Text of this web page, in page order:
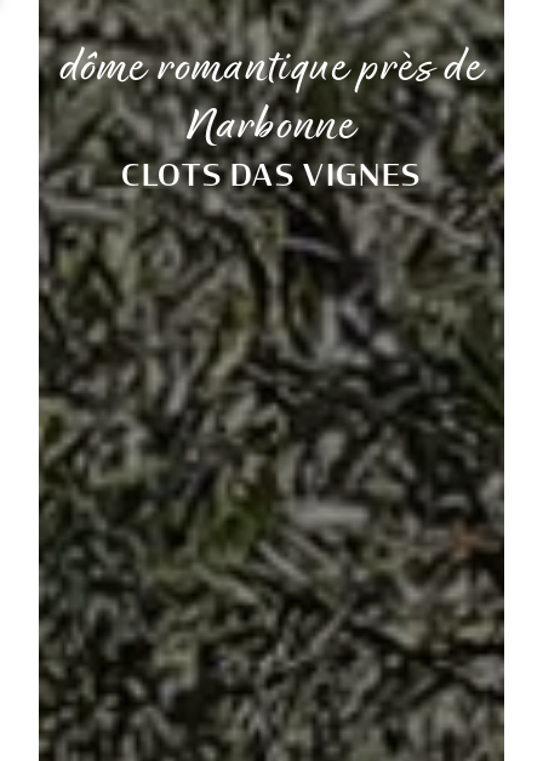
dôme romantique près de
Narbonne
CLOTS DAS VIGNES